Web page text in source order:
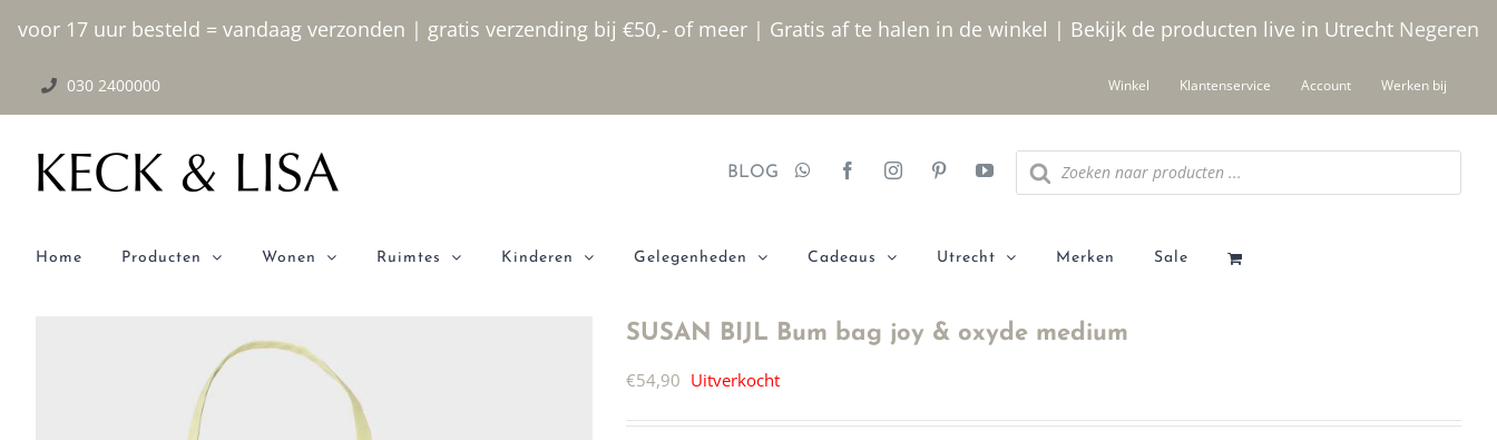
voor 17 uur besteld = vandaag verzonden | gratis verzending bij €50,- of meer | Gratis af te halen in de winkel | Bekijk de producten live in Utrecht Negeren
inhoud
030 2400000 Winkel Klantenservice Account Werken bij
BLOG
Producten
zoeken
Home Producten Wonen Ruimtes Kinderen Gelegenheden Cadeaus Utrecht Merken Sale
SUSAN BIJL Bum bag joy & oxyde medium
€54,90 Uitverkocht